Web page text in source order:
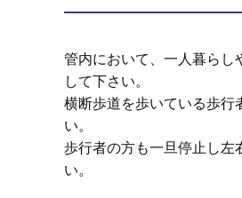
管内において、一人暮らし
して下さい。
横断歩道を歩いている歩行
い。
歩行者の方も一旦停止し左
い。